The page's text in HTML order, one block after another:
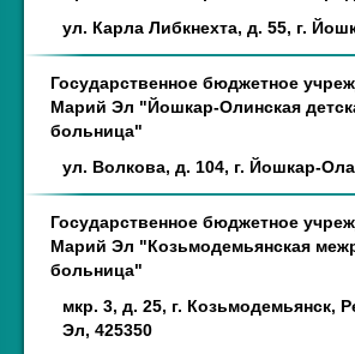
ул. Карла Либкнехта, д. 55, г.
Государственное бюджетное
Марий Эл "Йошкар-Олинская
больница"
ул. Волкова, д. 104, г. Йошкар-
Государственное бюджетное
Марий Эл "Козьмодемьянская
больница"
мкр. 3, д. 25, г. Козьмодемьянск,
Эл, 425350